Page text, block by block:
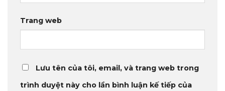
Trang web
Lưu tên của tôi, email, và trang web trong
trình duyệt này cho lần bình luận kế tiếp của